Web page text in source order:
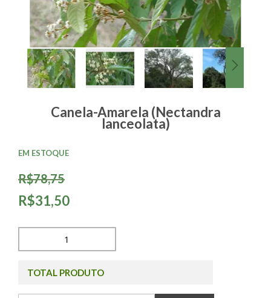
Canela-Amarela (Nectandra
lanceolata)
R$78,75
R$31,50
EM ESTOQUE
TOTAL PRODUTO